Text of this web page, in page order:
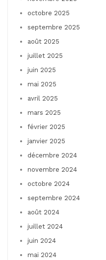
octobre 2025
septembre 2025
août 2025
juillet 2025
juin 2025
mai 2025
avril 2025
mars 2025
février 2025
janvier 2025
décembre 2024
novembre 2024
octobre 2024
septembre 2024
août 2024
juillet 2024
juin 2024
mai 2024